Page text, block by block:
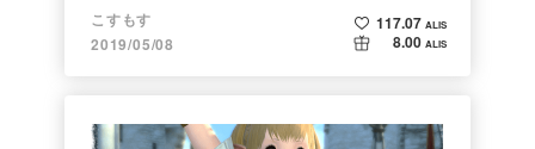
こすもす
2019/05/08
117.07 ALIS
8.00 ALIS